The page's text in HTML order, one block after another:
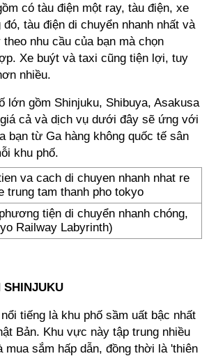
có tàu điện một ray, tàu điện, xe
tàu điện di chuyển nhanh nhất và
nhu cầu của bạn mà chọn
Xe buýt và taxi cũng tiện lợi, tuy
nhiều.
lớn gồm Shinjuku, Shibuya, Asakusa
cả và dịch vụ dưới đây sẽ ứng với
bạn từ Ga hàng không quốc tế sân
khu phố.
tiện di chuyển nhanh chóng,
Railway Labyrinth)
tiếng là khu phố sầm uất bậc nhất
Bản. Khu vực này tập trung nhiều
mua sắm hấp dẫn, đồng thời là 'thiên